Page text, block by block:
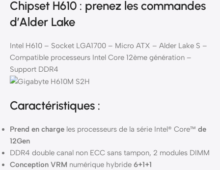
Chipset H610 : prenez les commandes
d’Alder Lake
Intel H610 – Socket LGA1700 – Micro ATX – Alder Lake S –
Compatible processeurs Intel Core 12ème génération –
Support DDR4
Caractéristiques :
Prend en charge les processeurs de la série Intel® Core™ de
12Gen
DDR4 double canal non ECC sans tampon, 2 modules DIMM
Conception VRM numérique hybride 6+1+1